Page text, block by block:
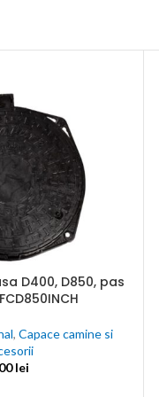
D400, D850, pas
, Capace camine si
lei